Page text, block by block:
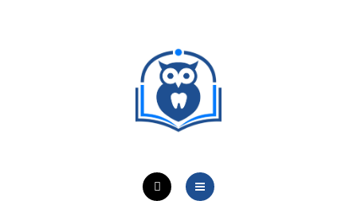
ЛЕЧЕБНАЯ ДЕЯТЕЛЬНОСТЬ